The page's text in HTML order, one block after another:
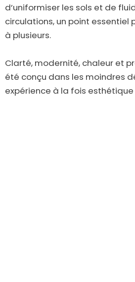
d’uniformiser les sols et de
circulations, un point essentiel
à plusieurs.
Clarté, modernité, chaleur et
été conçu dans les moindres
expérience à la fois